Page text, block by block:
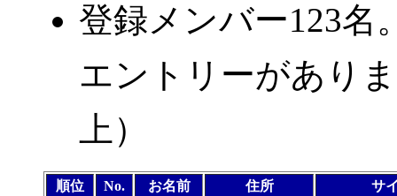
登録メンバー123名
エントリーがあり
上）
順位 No. お名前 住所
サ